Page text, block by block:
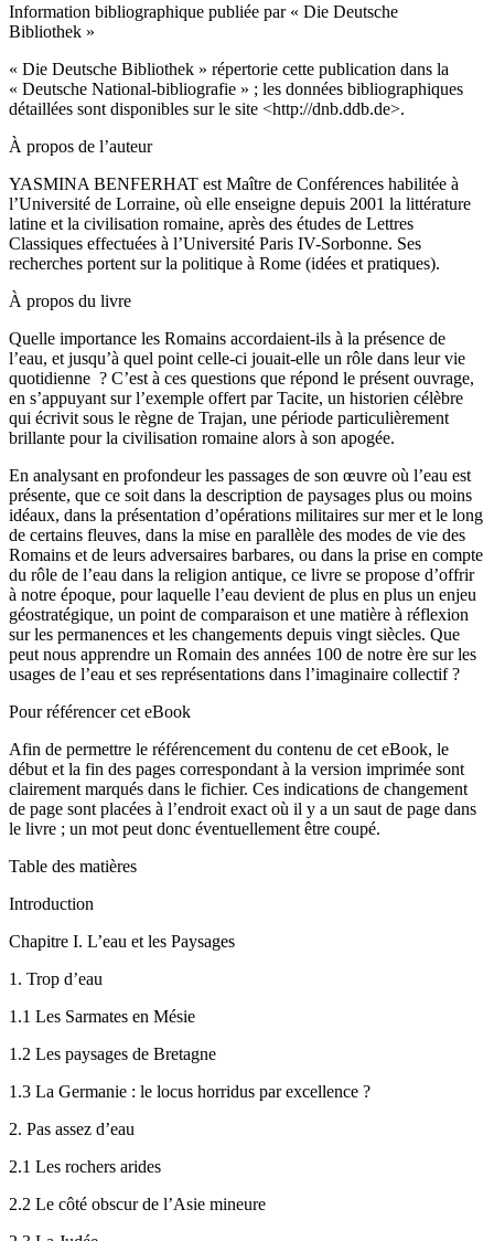
Information bibliographique publiée par « Die Deutsche
Bibliothek »
« Die Deutsche Bibliothek » répertorie cette publication dans la
« Deutsche National-bibliografie » ; les données bibliographiques
détaillées sont disponibles sur le site <http://dnb.ddb.de>.
À propos de l’auteur
YASMINA BENFERHAT est Maître de Conférences habilitée à
l’Université de Lorraine, où elle enseigne depuis 2001 la littérature
latine et la civilisation romaine, après des études de Lettres
Classiques effectuées à l’Université Paris IV-Sorbonne. Ses
recherches portent sur la politique à Rome (idées et pratiques).
À propos du livre
Quelle importance les Romains accordaient-ils à la présence de
l’eau, et jusqu’à quel point celle-ci jouait-elle un rôle dans leur vie
quotidienne ? C’est à ces questions que répond le présent ouvrage,
en s’appuyant sur l’exemple offert par Tacite, un historien célèbre
qui écrivit sous le règne de Trajan, une période particulièrement
brillante pour la civilisation romaine alors à son apogée.
En analysant en profondeur les passages de son œuvre où l’eau est
présente, que ce soit dans la description de paysages plus ou moins
idéaux, dans la présentation d’opérations militaires sur mer et le long
de certains fleuves, dans la mise en parallèle des modes de vie des
Romains et de leurs adversaires barbares, ou dans la prise en compte
du rôle de l’eau dans la religion antique, ce livre se propose d’offrir
à notre époque, pour laquelle l’eau devient de plus en plus un enjeu
géostratégique, un point de comparaison et une matière à réflexion
sur les permanences et les changements depuis vingt siècles. Que
peut nous apprendre un Romain des années 100 de notre ère sur les
usages de l’eau et ses représentations dans l’imaginaire collectif ?
Pour référencer cet eBook
Afin de permettre le référencement du contenu de cet eBook, le
début et la fin des pages correspondant à la version imprimée sont
clairement marqués dans le fichier. Ces indications de changement
de page sont placées à l’endroit exact où il y a un saut de page dans
le livre ; un mot peut donc éventuellement être coupé.
Table des matières
Introduction
Chapitre I. L’eau et les Paysages
1. Trop d’eau
1.1 Les Sarmates en Mésie
1.2 Les paysages de Bretagne
1.3 La Germanie : le locus horridus par excellence ?
2. Pas assez d’eau
2.1 Les rochers arides
2.2 Le côté obscur de l’Asie mineure